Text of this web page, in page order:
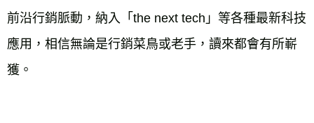
前沿行銷脈動，納入「the next tech」等各種最新科技
應用，相信無論是行銷菜鳥或老手，讀來都會有所嶄
獲。